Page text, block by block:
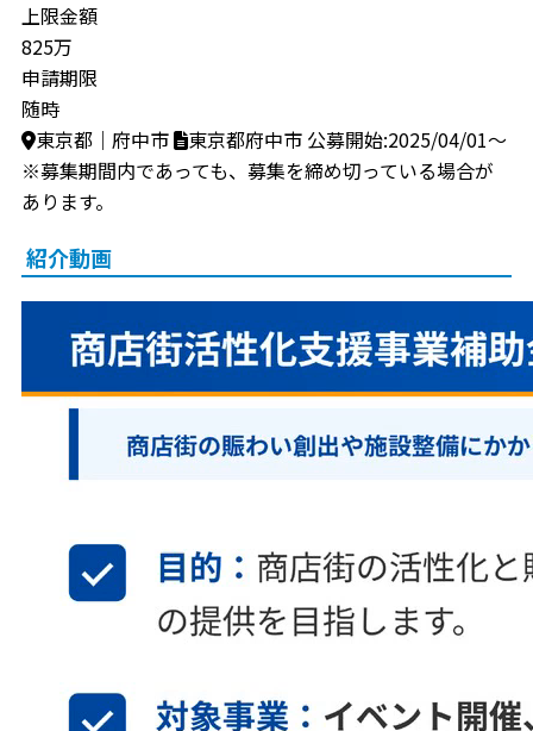
上限金額
825万
申請期限
随時
東京都｜府中市
東京都府中市 公募開始:2025/04/01～
※募集期間内であっても、募集を締め切っている場合が
あります。
紹介動画